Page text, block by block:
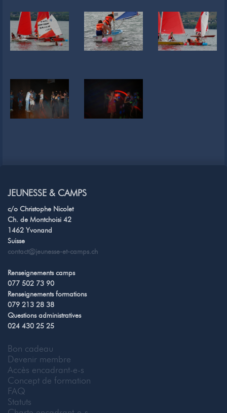
JEUNESSE & CAMPS
c/o Christophe Nicolet
Ch. de Montchoisi 42
1462 Yvonand
Suisse
contact@jeunesse-et-camps.ch
Renseignements camps
077 502 73 90
Renseignements formations
079 213 28 38
Questions administratives
024 430 25 25
Bon cadeau
Devenir membre
Accès encadrant-e-s
Concept de formation
FAQ
Statuts